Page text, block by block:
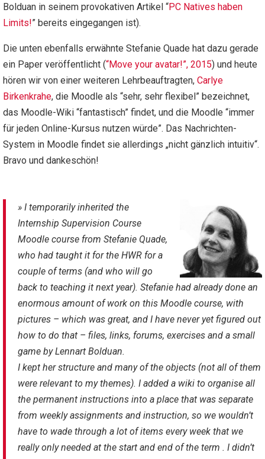
Bolduan in seinem provokativen Artikel “PC Natives haben
Limits!” bereits eingegangen ist).
Die unten ebenfalls erwähnte Stefanie Quade hat dazu gerade
ein Paper veröffentlicht (“Move your avatar!”, 2015) und heute
hören wir von einer weiteren Lehrbeauftragten, Carlye
Birkenkrahe, die Moodle als “sehr, sehr flexibel” bezeichnet,
das Moodle-Wiki “fantastisch” findet, und die Moodle “immer
für jeden Online-Kursus nutzen würde”. Das Nachrichten-
System in Moodle findet sie allerdings „nicht gänzlich intuitiv“.
Bravo und dankeschön!
» I temporarily inherited the
Internship Supervision Course
Moodle course from Stefanie Quade,
who had taught it for the HWR for a
couple of terms (and who will go
back to teaching it next year). Stefanie had already done an
enormous amount of work on this Moodle course, with
pictures – which was great, and I have never yet figured out
how to do that – files, links, forums, exercises and a small
game by Lennart Bolduan.
I kept her structure and many of the objects (not all of them
were relevant to my themes). I added a wiki to organise all
the permanent instructions into a place that was separate
from weekly assignments and instruction, so we wouldn’t
have to wade through a lot of items every week that we
really only needed at the start and end of the term . I didn’t